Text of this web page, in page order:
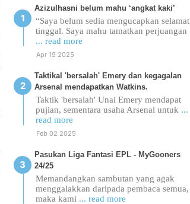
Azizulhasni belum mahu ‘angkat kaki’
“Saya belum sedia mengucapkan selamat
tinggal. Saya mahu tamatkan perjuangan
... read more
Apr 19 2025
Taktikal 'bersalah' Emery dan kegagalan
Arsenal mendapatkan Watkins.
Taktik 'bersalah' Unai Emery mendapat
pujian, sementara usaha Arsenal untuk ...
read more
Feb 02 2025
Pasukan Liga Fantasi EPL - MyGooners
24/25
Memandangkan sambutan yang agak
menggalakkan daripada pembaca semua,
maka kami ... read more